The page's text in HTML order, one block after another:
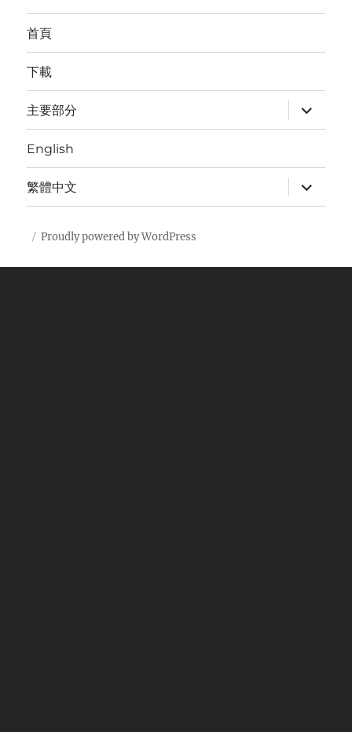
首頁
下載
主要部分
expand
child
menu
English
繁體中文
expand
child
menu
Proudly powered by WordPress